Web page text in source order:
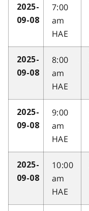
2025-
09-08
7:00
am
HAE
2025-
09-08
8:00
am
HAE
2025-
09-08
9:00
am
HAE
2025-
09-08
10:00
am
HAE